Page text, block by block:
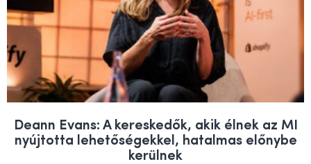
Deann Evans: A kereskedők, akik élnek az MI
nyújtotta lehetőségekkel, hatalmas előnybe
kerülnek